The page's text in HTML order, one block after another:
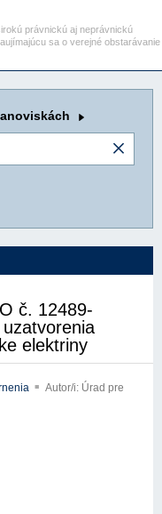
právnickú aj neprávnickú
sa o verejné obstarávanie
č. 12489-
elektriny
Autor/i: Úrad pre